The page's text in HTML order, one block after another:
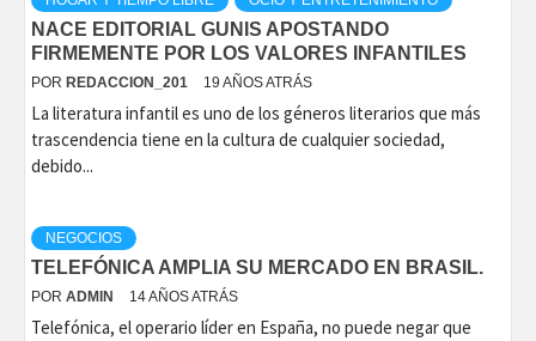
NACE EDITORIAL GUNIS APOSTANDO
FIRMEMENTE POR LOS VALORES INFANTILES
POR REDACCION_201 19 AÑOS ATRÁS
La literatura infantil es uno de los géneros literarios que más
trascendencia tiene en la cultura de cualquier sociedad,
debido...
NEGOCIOS
TELEFÓNICA AMPLIA SU MERCADO EN BRASIL.
POR ADMIN 14 AÑOS ATRÁS
Telefónica, el operario líder en España, no puede negar que